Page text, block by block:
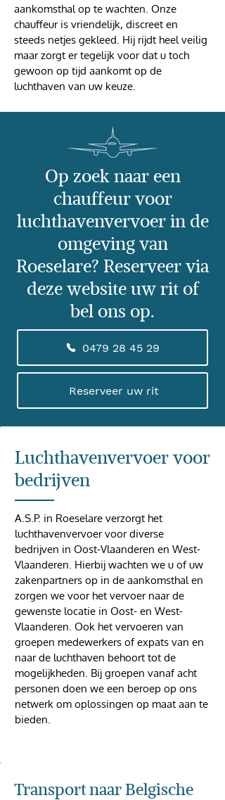
aankomsthal op te wachten. Onze
chauffeur is vriendelijk, discreet en
steeds netjes gekleed. Hij rijdt heel veilig
maar zorgt er tegelijk voor dat u toch
gewoon op tijd aankomt op de
luchthaven van uw keuze.
Op zoek naar een
chauffeur voor
luchthavenvervoer in de
omgeving van
Roeselare? Reserveer via
deze website uw rit of
bel ons op.
0479 28 45 29
Reserveer uw rit
Luchthavenvervoer voor
bedrijven
A.S.P. in Roeselare verzorgt het
luchthavenvervoer voor diverse
bedrijven in Oost-Vlaanderen en West-
Vlaanderen. Hierbij wachten we u of uw
zakenpartners op in de aankomsthal en
zorgen we voor het vervoer naar de
gewenste locatie in Oost- en West-
Vlaanderen. Ook het vervoeren van
groepen medewerkers of expats van en
naar de luchthaven behoort tot de
mogelijkheden. Bij groepen vanaf acht
personen doen we een beroep op ons
netwerk om oplossingen op maat aan te
bieden.
Transport naar Belgische